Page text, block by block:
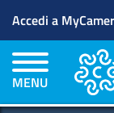
Menu profilo
Accedi a
MENU